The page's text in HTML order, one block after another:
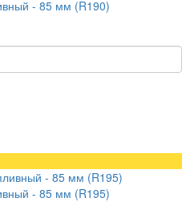
- 85 мм (R190)
- 85 мм (R195)